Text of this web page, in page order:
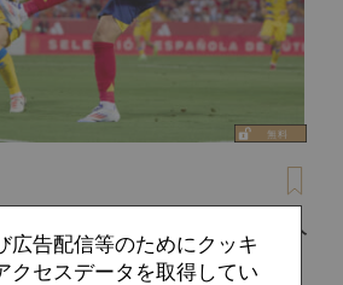
に向けテストマッチで快勝。26人
する
広告配信等のためにクッキ
クセスデータを取得してい